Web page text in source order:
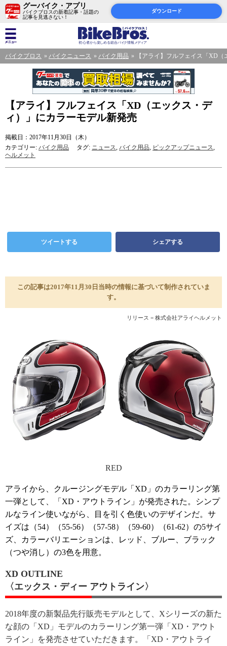
グーバイク・アプリ
バイクブロスの新着記事・話題の
記事を見逃さない！
ダウンロード
バイクブロス バイクニュース バイク用品 【アライ】フルフェイス「XD
【アライ】フルフェイス「XD（エックス・デ
ィ）」にカラーモデル新発売
掲載日：2017年11月30日（木）
カテゴリー: バイク用品 タグ: ニュース, バイク用品, ピックアップニュース,
ヘルメット
ツイートする シェアする
この記事は2017年11月30日当時の情報に基づいて制作されていま
す。
リリース = 株式会社アライヘルメット
RED
アライから、クルージングモデル「XD」のカラーリング第
一弾として、「XD・アウトライン」が発売された。シンプ
ルなライン使いながら、目を引く色使いのデザインだ。サ
イズは（54）（55-56）（57-58）（59-60）（61-62）の5サイ
ズ、カラーバリエーションは、レッド、ブルー、ブラック
（つや消し）の3色を用意。
XD OUTLINE
〈エックス・ディー アウトライン〉
2018年度の新製品先行販売モデルとして、Xシリーズの新た
な顔の「XD」モデルのカラーリング第一弾「XD・アウト
ライン」を発売させていただきます。「XD・アウトライ